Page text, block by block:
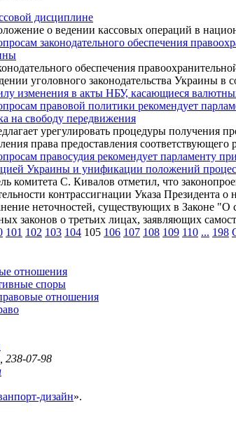
дисциплине
о ведении кассовых операций в
законодательного обеспечения
обеспечения
уголовного законодательства Украины в
изменения в акты НБУ, касающиеся
правовой политики рекомендует
на свободу передвижения
урегулировать процедуры получения
права предоставления
правосудия рекомендует парламенту
Украины и унификации положений
комитета С. Кивалов отметил, что
контрассигнации Указа Президента о
неточностей, существующих в Законе "О
законов о третьих лицах, заявляющих
101 102 103 104 105 106 107 108 109 110 ... 198
отношения
споры
отношения
238-07-98
дизайн».